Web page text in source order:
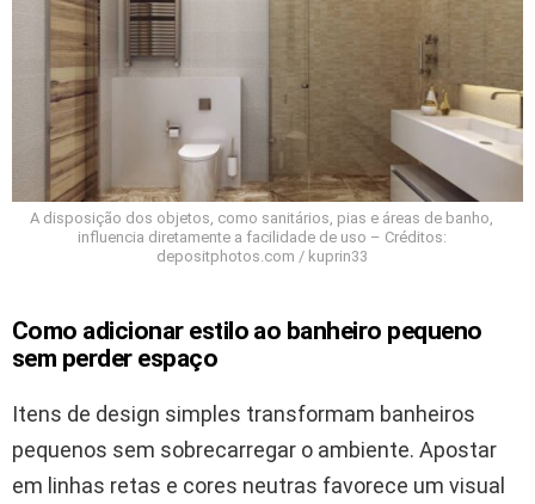
A disposição dos objetos, como sanitários, pias e áreas de banho,
influencia diretamente a facilidade de uso – Créditos:
depositphotos.com / kuprin33
Como adicionar estilo ao banheiro pequeno
sem perder espaço
Itens de design simples transformam banheiros
pequenos sem sobrecarregar o ambiente. Apostar
em linhas retas e cores neutras favorece um visual